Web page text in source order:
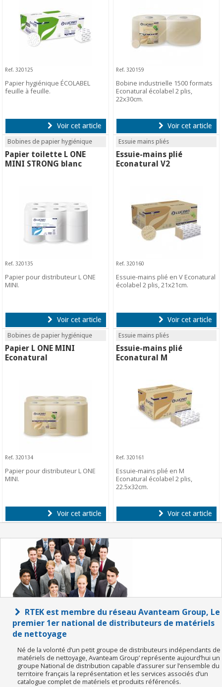
Ref. 320125
Papier hygiénique ÉCOLABEL
feuille à feuille.
Voir cet article
Ref. 320159
Bobine industrielle 1500 formats
Econatural écolabel 2 plis,
22x30cm.
Voir cet article
Bobines de papier hygiénique
Papier toilette L ONE
MINI STRONG blanc
Ref. 320135
Papier pour distributeur L ONE
MINI.
Voir cet article
Essuie mains pliés
Essuie-mains plié
Econatural V2
Ref. 320160
Essuie-mains plié en V Econatural
écolabel 2 plis, 21x21cm.
Voir cet article
Bobines de papier hygiénique
Papier L ONE MINI
Econatural
Ref. 320134
Papier pour distributeur L ONE
MINI.
Voir cet article
Essuie mains pliés
Essuie-mains plié
Econatural M
Ref. 320161
Essuie-mains plié en M
Econatural écolabel 2 plis,
22.5x32cm.
Voir cet article
RTEK est membre du réseau Avanteam Group, Le
premier 1er national de distributeurs de matériels
de nettoyage
Né de la volonté d’un petit groupe de distributeurs indépendants de
matériels de nettoyage, Avanteam Group’ représente aujourd’hui un
groupe National de distribution capable d’assurer sur l’ensemble du
territoire français la représentation et les services associés d’un
catalogue complet de matériels et produits référencés.